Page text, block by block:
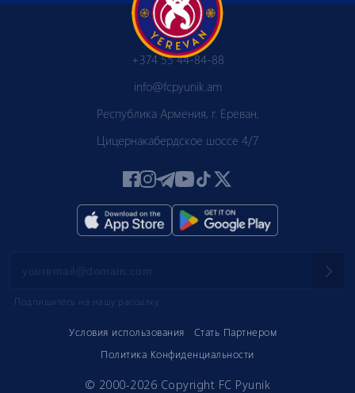
Условия использования
Стать Партнером
Политика Конфиденциальности
+374 55 44-84-88
info@fcpyunik.am
Республика Армения, г. Ереван,
Цицернакабердское шоссе 4/7
Подпишитесь на нашу рассылку
© 2000-2026 Copyright FC Pyunik